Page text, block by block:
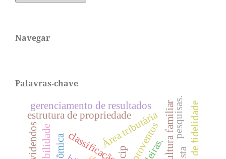
Navegar
Palavras-chave
classificaçãoÁrea tributária
gerenciamento de resultados
estrutura de propriedade agricultura familiarpesquisas.
dividendos proventos